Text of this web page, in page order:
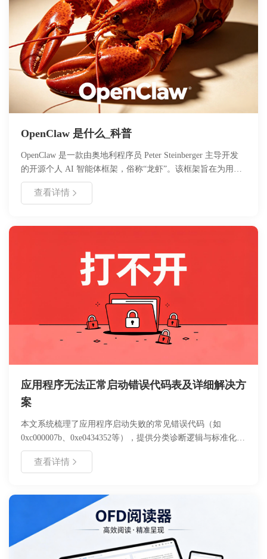
OpenClaw 是什么_科普
OpenClaw 是一款由奥地利程序员 Peter Steinberger 主导开发
的开源个人 AI 智能体框架，俗称“龙虾”。该框架旨在为用户
提供高效、灵活的自动化控制与智能抓取能力，适用于多种业
务场景。文章详细介绍了 OpenClaw 的核心定义、技术架构、
参考。浙舟软件为您带来最新技术科普与解决方案。
查看详情
应用程序无法正常启动错误代码表及详细解决方
案
本文系统梳理了应用程序启动失败的常见错误代码（如
0xc000007b、0xe0434352等），提供分类诊断逻辑与标准化处
理流程。内容涵盖环境依赖检查、注册表修复、权限配置等核
心操作，并针对开发环境与生产环境差异给出适配建议。适用
含可验证的命令行参数、日志查看路径及回滚操作指南，帮助
降低系统停机时间。
查看详情